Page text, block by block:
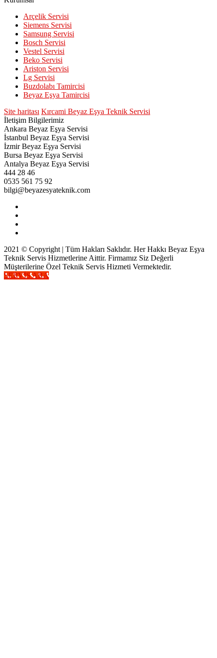
Arçelik Servisi
Siemens Servisi
Samsung Servisi
Bosch Servisi
Vestel Servisi
Beko Servisi
Ariston Servisi
Lg Servisi
Buzdolabı Tamircisi
Beyaz Eşya Tamircisi
Site haritası Kırcami Beyaz Eşya Teknik Servisi
İletişim Bilgilerimiz
Ankara Beyaz Eşya Servisi
İstanbul Beyaz Eşya Servisi
İzmir Beyaz Eşya Servisi
Bursa Beyaz Eşya Servisi
Antalya Beyaz Eşya Servisi
444 28 46
0535 561 75 92
bilgi@beyazesyateknik.com
2021 © Copyright | Tüm Hakları Saklıdır. Her Hakkı Beyaz Eşya
Teknik Servis Hizmetlerine Aittir. Firmamız Siz Değerli
Müşterilerine Özel Teknik Servis Hizmeti Vermektedir.
SERVİS ARA